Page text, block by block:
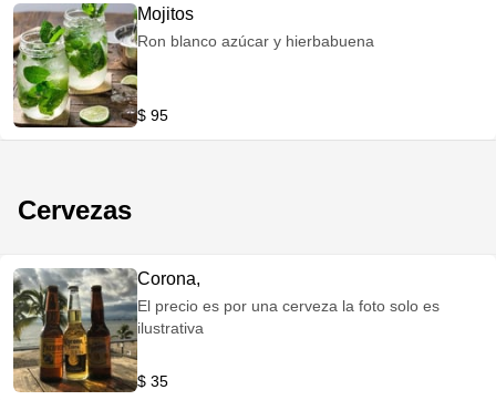
Mojitos
Ron blanco azúcar y hierbabuena
$ 95
Cervezas
Corona,
El precio es por una cerveza la foto solo es
ilustrativa
$ 35